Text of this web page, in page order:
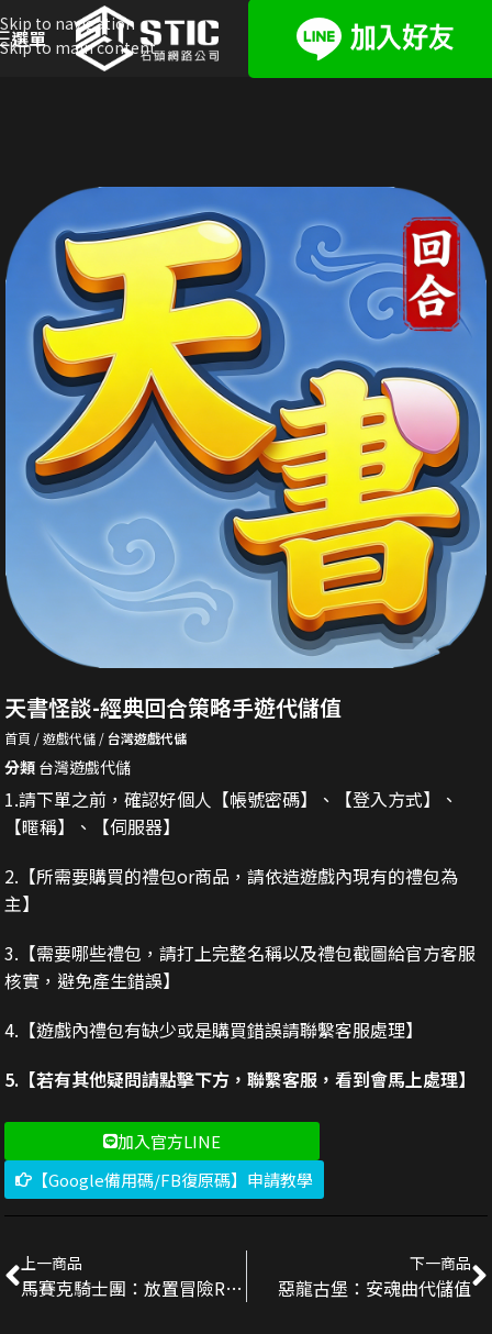
Skip to navigation
Skip to main content
選單
天書怪談-經典回合策略手遊代儲值
首頁 遊戲代儲 台灣遊戲代儲
分類 台灣遊戲代儲
1.請下單之前，確認好個人【帳號密碼】、【登入方式】、
【暱稱】、【伺服器】
2. 【所需要購買的禮包or商品，請依造遊戲內現有的禮包為
主】
3. 【需要哪些禮包，請打上完整名稱以及禮包截圖給官方客服
核實，避免產生錯誤】
4.【遊戲內禮包有缺少或是購買錯誤請聯繫客服處理】
5.【若有其他疑問請點擊下方，聯繫客服，看到會馬上處理】
加入官方LINE
【Google備用碼/FB復原碼】申請教學
上一商品
馬賽克騎士團：放置冒險RPG代儲值
下一商品
惡龍古堡：安魂曲代儲值